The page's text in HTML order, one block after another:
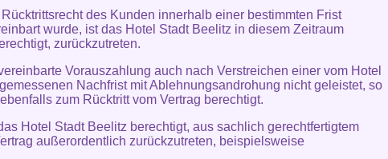
des Kunden innerhalb einer bestimmten Frist
wurde, ist das Hotel Stadt Beelitz in diesem Zeitraum
zurückzutreten.
Vorauszahlung auch nach Verstreichen einer vom Hotel
Nachfrist mit Ablehnungsandrohung nicht geleistet, so
zum Rücktritt vom Vertrag berechtigt.
Hotel Stadt Beelitz berechtigt, aus sachlich gerechtfertigtem
außerordentlich zurückzutreten, beispielsweise